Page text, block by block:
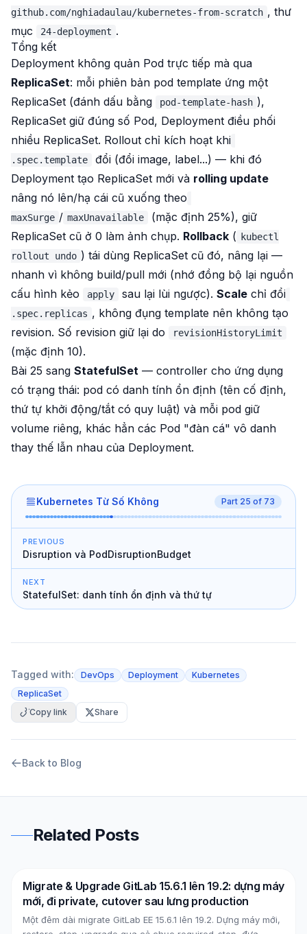
github.com/nghiadaulau/kubernetes-from-scratch , thư
mục
24-deployment .
Tổng kết
Deployment không quản Pod trực tiếp mà qua
ReplicaSet: mỗi phiên bản pod template ứng một
ReplicaSet (đánh dấu bằng
pod-template-hash ),
ReplicaSet giữ đúng số Pod, Deployment điều phối
nhiều ReplicaSet. Rollout chỉ kích hoạt khi
.spec.template
đổi (đổi image, label...) — khi đó
Deployment tạo ReplicaSet mới và rolling update
nâng nó lên/hạ cái cũ xuống theo
maxSurge / maxUnavailable
(mặc định 25%), giữ
ReplicaSet cũ ở 0 làm ảnh chụp. Rollback (
kubectl
rollout undo ) tái dùng ReplicaSet cũ đó, nâng lại —
nhanh vì không build/pull mới (nhớ đồng bộ lại nguồn
cấu hình kẻo
apply sau lại lùi ngược). Scale chỉ đổi
.spec.replicas , không đụng template nên không tạo
revision. Số revision giữ lại do
revisionHistoryLimit
(mặc định 10).
Bài 25 sang StatefulSet — controller cho ứng dụng
có trạng thái: pod có danh tính ổn định (tên cố định,
thứ tự khởi động/tắt có quy luật) và mỗi pod giữ
volume riêng, khác hẳn các Pod "đàn cá" vô danh
thay thế lẫn nhau của Deployment.
Kubernetes Từ Số Không Part 25 of 73
PREVIOUS
Disruption và PodDisruptionBudget
NEXT
StatefulSet: danh tính ổn định và thứ tự
Tagged with: DevOps Deployment
Kubernetes
ReplicaSet
Copy link
Share
Back to Blog
Related Posts
DevOps AWS
Migrate & Upgrade GitLab 15.6.1 lên 19.2: dựng máy
mới, đi private, cutover sau lưng production
Một đêm dài migrate GitLab EE 15.6.1 lên 19.2. Dựng máy mới,